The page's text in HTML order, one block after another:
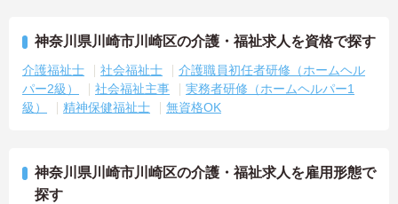
神奈川県川崎市川崎区の介護・福祉求人を資格で探す
介護福祉士 社会福祉士
介護職員初任者研修（ホームヘル
パー2級）
社会福祉主事
実務者研修（ホームヘルパー1
級）
精神保健福祉士 無資格OK
神奈川県川崎市川崎区の介護・福祉求人を雇用形態で
探す